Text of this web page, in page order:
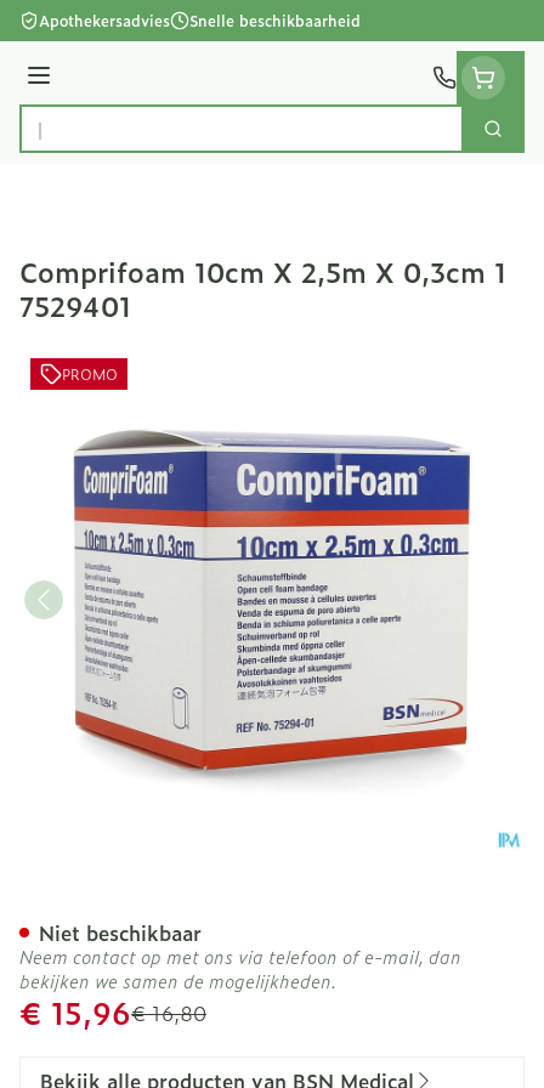
Ga naar de inhoud
Apothekersadvies Snelle beschikbaarheid
Menu
Product, merk, categorie...
Zoek
Comprifoam 10cm X 2,5m X 0,3cm 1
7529401
PROMO
Adviesprijs
€ 16,80
Promotie prijs
€ 15,96
Niet beschikbaar
Neem contact op met ons via telefoon of e-mail, dan
bekijken we samen de mogelijkheden.
Bekijk alle producten van BSN Medical